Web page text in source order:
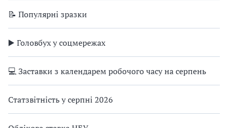
📝 Популярні зразки
▶️ Головбух у соцмережах
💻 Заставки з календарем робочого часу на серпень
Статзвітність у серпні 2026